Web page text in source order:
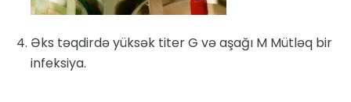
Əks təqdirdə yüksək titer G və aşağı M Mütləq bir
infeksiya.